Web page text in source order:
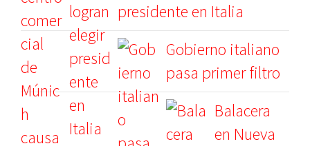
presidente en Italia
Gobierno italiano
pasa primer filtro
Balacera
en Nueva